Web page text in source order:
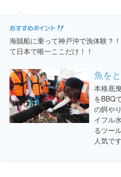
海賊船に乗って神戸沖で漁体験？
て日本で唯一ここだけ！！
魚を
本格底
をBBQ
の餌や
イフル
るツー
人気で